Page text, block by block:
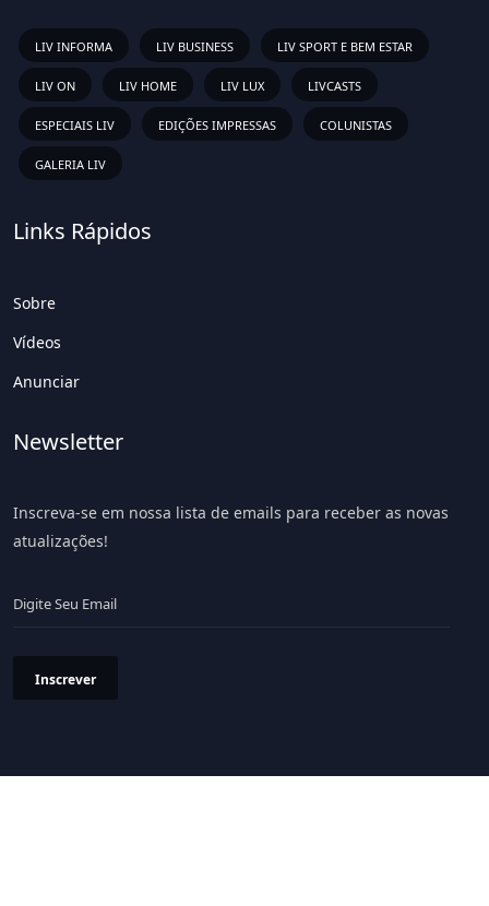
LIV INFORMA LIV BUSINESS LIV SPORT E BEM ESTAR
LIV ON LIV HOME LIV LUX LIVCASTS
ESPECIAIS LIV EDIÇÕES IMPRESSAS COLUNISTAS
GALERIA LIV
Links Rápidos
Sobre
Vídeos
Anunciar
Newsletter
Inscreva-se em nossa lista de emails para receber as novas
atualizações!
Inscrever